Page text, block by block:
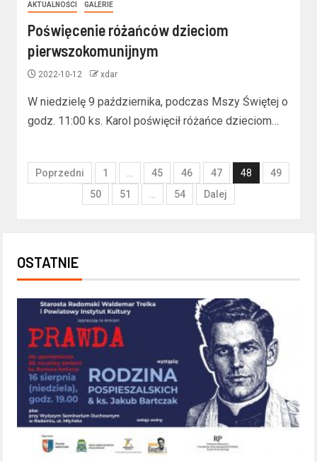
AKTUALNOŚCI GALERIE
Poświęcenie różańców dzieciom
pierwszokomunijnym
2022-10-12 xdar
W niedzielę 9 października, podczas Mszy Świętej o
godz. 11:00 ks. Karol poświęcił różańce dzieciom…
Poprzedni 1 … 45 46 47 48
49
50
51 … 54 Dalej
OSTATNIE